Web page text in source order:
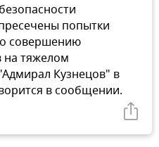
попытки
совершению
на тяжелом
Кузнецов" в
в сообщении.